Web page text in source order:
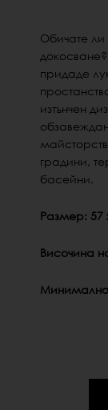
Обичате
докосване?
придаде
изтънчен
градини,
басейни.
Размер: 57
Височина
Минимално